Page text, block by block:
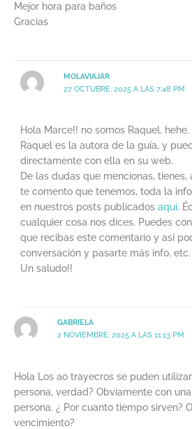
Mejor hora para baños
Gracias
MOLAVIAJAR
27 OCTUBRE, 2025 A LAS 7:48 PM
Hola Marce!! no somos Raquel, hehe.
Raquel es la autora de la guía, y
directamente con ella en su web.
De las dudas que mencionas,
te comento que tenemos, toda la
en nuestros posts publicadosaquí.
cualquier cosa nos dices. Puedes
que recibas este comentario y así
conversación y pasarte más info, etc.
Un saludo!!
GABRIELA
2 NOVIEMBRE, 2025 A LAS 11:13 PM
Hola Los ao trayecros se puden
persona, verdad? Obviamente con
persona. ¿ Por cuanto tiempo sirven?
vencimiento?